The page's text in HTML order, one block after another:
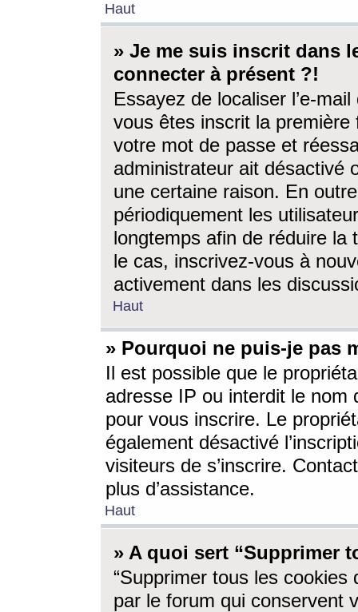
Haut
» Je me suis inscrit dans
connecter à présent ?!
Essayez de localiser l’e-
vous êtes inscrit la première
votre mot de passe et
administrateur ait désactivé
une certaine raison. En
périodiquement les
longtemps afin de réduire la
le cas, inscrivez-vous à
activement dans les
Haut
» Pourquoi ne puis-je pas
Il est possible que le
adresse IP ou interdit le nom
pour vous inscrire. Le
également désactivé
visiteurs de s’inscrire.
plus d’assistance.
Haut
» A quoi sert “Supprimer
“Supprimer tous les cookies
par le forum qui conservent